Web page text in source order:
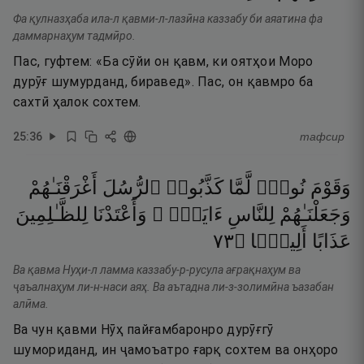
Фа қулназҳаба ила-л қавми-л-лазӣна каззабу би аяатина фа
даммарнаҳум тадмӣро.
Пас, гуфтем: «Ба сӯйи он қавм, ки оятҳои Моро
дурӯғ шумурданд, биравед». Пас, он қавмро ба
сахтӣ ҳалок сохтем.
25:36 тафсир
وَقَوْمَ نُوحٍۢ لَّمَّا كَذَّبُوا۟ ٱلرُّسُلَ أَغْرَقْنَـٰهُمْ
وَجَعَلْنَـٰهُمْ لِلنَّاسِ ءَايَةًۭ ۖ وَأَعْتَدْنَا لِلظَّـٰلِمِينَ
عَذَابًا
أَلِيمًۭا ۝٣٧
Ва қавма Нуҳи-л ламма каззабу-р-русула ағрақнаҳум ва
ҷаъалнаҳум ли-н-наси аяҳ. Ва аътадна ли-з-золимӣна ъазабан
алӣма.
Ва чун қавми Нӯҳ пайғамбаронро дурӯғгӯ
шумориданд, ин ҷамоъатро ғарқ сохтем ва онҳоро